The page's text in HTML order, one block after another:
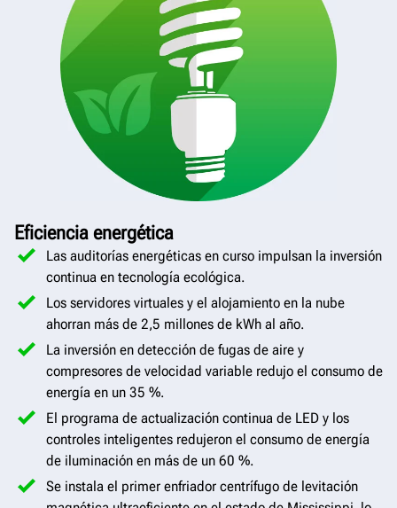
Productos
Iniciativa ecológica
Eficiencia energética
Las auditorías energéticas en curso impulsan la inversión
continua en tecnología ecológica.
Los servidores virtuales y el alojamiento en la nube
ahorran más de 2,5 millones de kWh al año.
La inversión en detección de fugas de aire y
compresores de velocidad variable redujo el consumo de
energía en un 35 %.
El programa de actualización continua de LED y los
controles inteligentes redujeron el consumo de energía
de iluminación en más de un 60 %.
Se instala el primer enfriador centrífugo de levitación